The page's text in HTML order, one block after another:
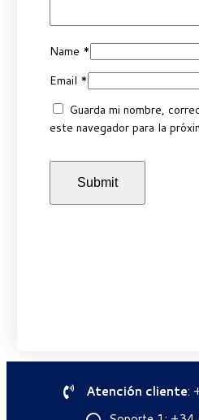
Name *
Email *
Guarda mi nombre,
este navegador para la
Atención cliente: